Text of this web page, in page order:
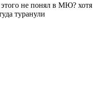
не понял в МЮ? хотя
туранули